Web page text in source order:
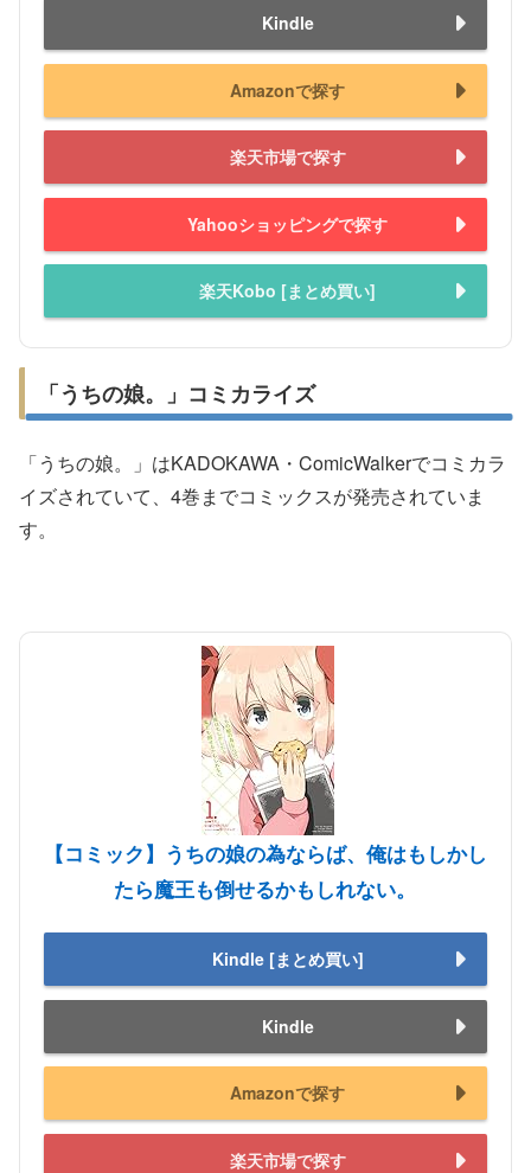
Kindle
Amazonで探す
楽天市場で探す
Yahooショッピングで探す
楽天Kobo [まとめ買い]
「うちの娘。」コミカライズ
「うちの娘。」はKADOKAWA・ComicWalkerでコミカラ
イズされていて、4巻までコミックスが発売されていま
す。
【コミック】うちの娘の為ならば、俺はもしかし
たら魔王も倒せるかもしれない。
Kindle [まとめ買い]
Kindle
Amazonで探す
楽天市場で探す